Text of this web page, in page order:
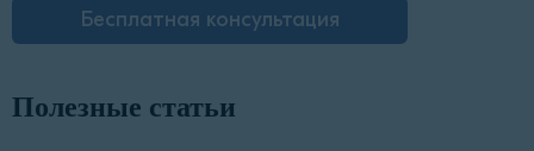
Бесплатная консультация
Полезные статьи